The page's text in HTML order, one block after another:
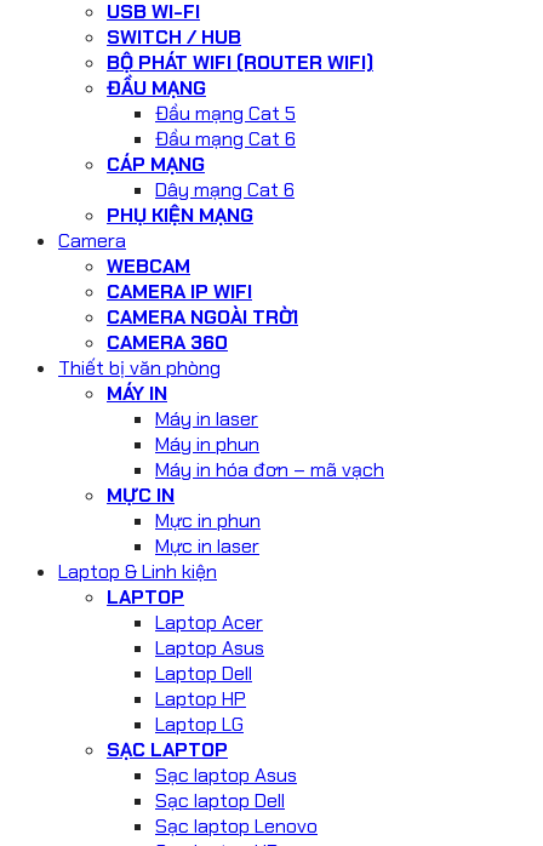
USB WI-FI
SWITCH / HUB
BỘ PHÁT WIFI (ROUTER WIFI)
ĐẦU MẠNG
Đầu mạng Cat 5
Đầu mạng Cat 6
CÁP MẠNG
Dây mạng Cat 6
PHỤ KIỆN MẠNG
Camera
WEBCAM
CAMERA IP WIFI
CAMERA NGOÀI TRỜI
CAMERA 360
Thiết bị văn phòng
MÁY IN
Máy in laser
Máy in phun
Máy in hóa đơn – mã vạch
MỰC IN
Mực in phun
Mực in laser
Laptop & Linh kiện
LAPTOP
Laptop Acer
Laptop Asus
Laptop Dell
Laptop HP
Laptop LG
SẠC LAPTOP
Sạc laptop Asus
Sạc laptop Dell
Sạc laptop Lenovo